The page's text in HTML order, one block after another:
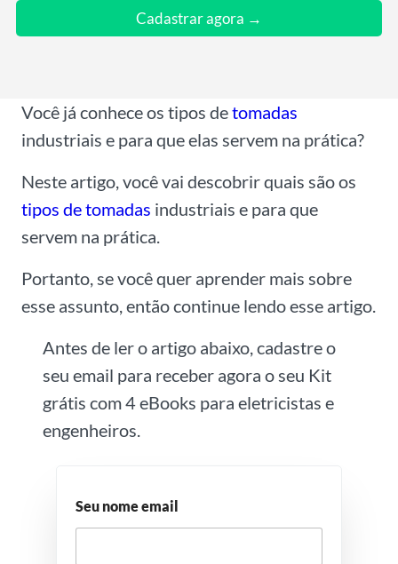
Cadastrar agora →
Você já conhece os tipos detomadas
industriais e para que elas servem na prática?
Neste artigo, você vai descobrir quais são os
tipos de tomadas industriais e para que
servem na prática.
Portanto, se você quer aprender mais sobre
esse assunto, então continue lendo esse artigo.
Antes de ler o artigo abaixo, cadastre o
seu email para receber agora o seu Kit
grátis com 4 eBooks para eletricistas e
engenheiros.
Seu nome email